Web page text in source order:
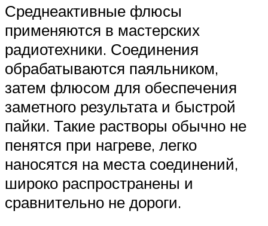
Среднеактивные флюсы
применяются в мастерских
радиотехники. Соединения
обрабатываются паяльником,
затем флюсом для обеспечения
заметного результата и быстрой
пайки. Такие растворы обычно не
пенятся при нагреве, легко
наносятся на места соединений,
широко распространены и
сравнительно не дороги.